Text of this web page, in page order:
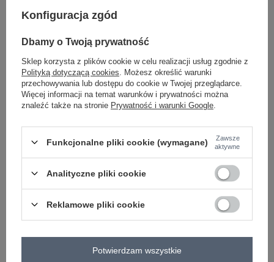
Zadzwoń
+48 601 547 740 Zadaj pytanie
skład materiału : 90% bawełna , 10% elastan
sposób prania : pranie w pralce w 30°C
Kod produktu
RV-BZ-A430.60
Marka
RELEVANCE
typ produktu
bluzka codzienna
casual
okazja
codzienne
do pracy
wzór
paski
rękaw 3/4
Konfiguracja zgód
Dbamy o Twoją prywatność
Sklep korzysta z plików cookie w celu realizacji usług zgodnie z
Polityką dotyczącą cookies . Możesz określić warunki
przechowywania lub dostępu do cookie w Twojej przeglądarce.
Więcej informacji na temat warunków i prywatności można
znaleźć także na stronie Prywatność i warunki Google
Funkcjonalne pliki cookie (wymagane)
Zawsze
aktywne
Analityczne pliki cookie
Reklamowe pliki cookie
Potwierdzam wszystkie